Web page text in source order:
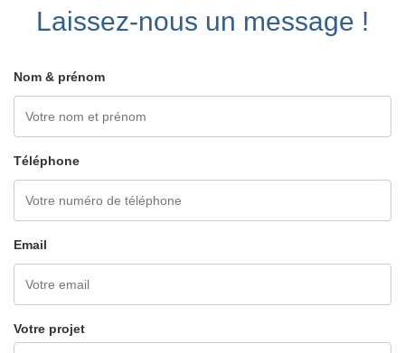
Laissez-nous un message !
Nom & prénom
Téléphone
Email
Votre projet